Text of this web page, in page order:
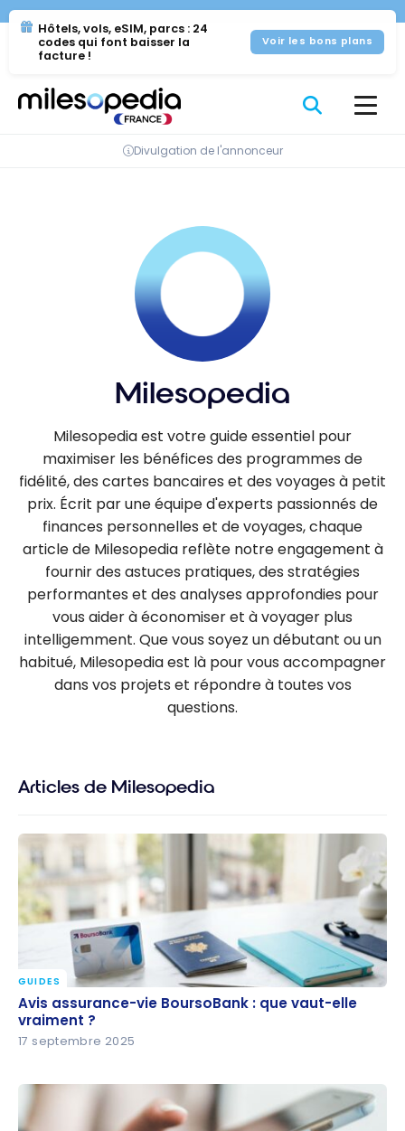
Panneau de gestion des cookies
Se
rendreHôtels, vols, eSIM, parcs : 24
codes qui font baisser la
facture !
Voir les bons plans
Divulgation de l'annonceur
Milesopedia
Milesopedia est votre guide essentiel pour
maximiser les bénéfices des programmes de
fidélité, des cartes bancaires et des voyages à petit
prix. Écrit par une équipe d'experts passionnés de
finances personnelles et de voyages, chaque
article de Milesopedia reflète notre engagement à
fournir des astuces pratiques, des stratégies
performantes et des analyses approfondies pour
vous aider à économiser et à voyager plus
intelligemment. Que vous soyez un débutant ou un
habitué, Milesopedia est là pour vous accompagner
dans vos projets et répondre à toutes vos
questions.
Articles de Milesopedia
Avis assurance-vie BoursoBank : que vaut-elle
vraiment ?
GUIDES
Avis assurance-vie BoursoBank : que vaut-elle
vraiment ?
17 septembre 2025